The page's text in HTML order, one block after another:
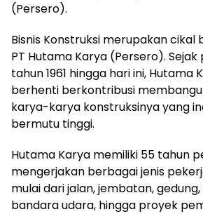
(Persero).
Bisnis Konstruksi merupakan cikal
PT Hutama Karya (Persero).
tahun 1961 hingga hari ini,
berhenti berkontribusi
karya-karya konstruksinya yang
bermutu tinggi.
Hutama Karya memiliki 55 tahun
mengerjakan berbagai jenis
mulai dari jalan, jembatan,
bandara udara, hingga proyek